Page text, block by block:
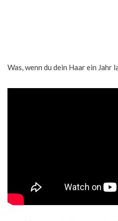
Was, wenn du dein Haar ein Jahr